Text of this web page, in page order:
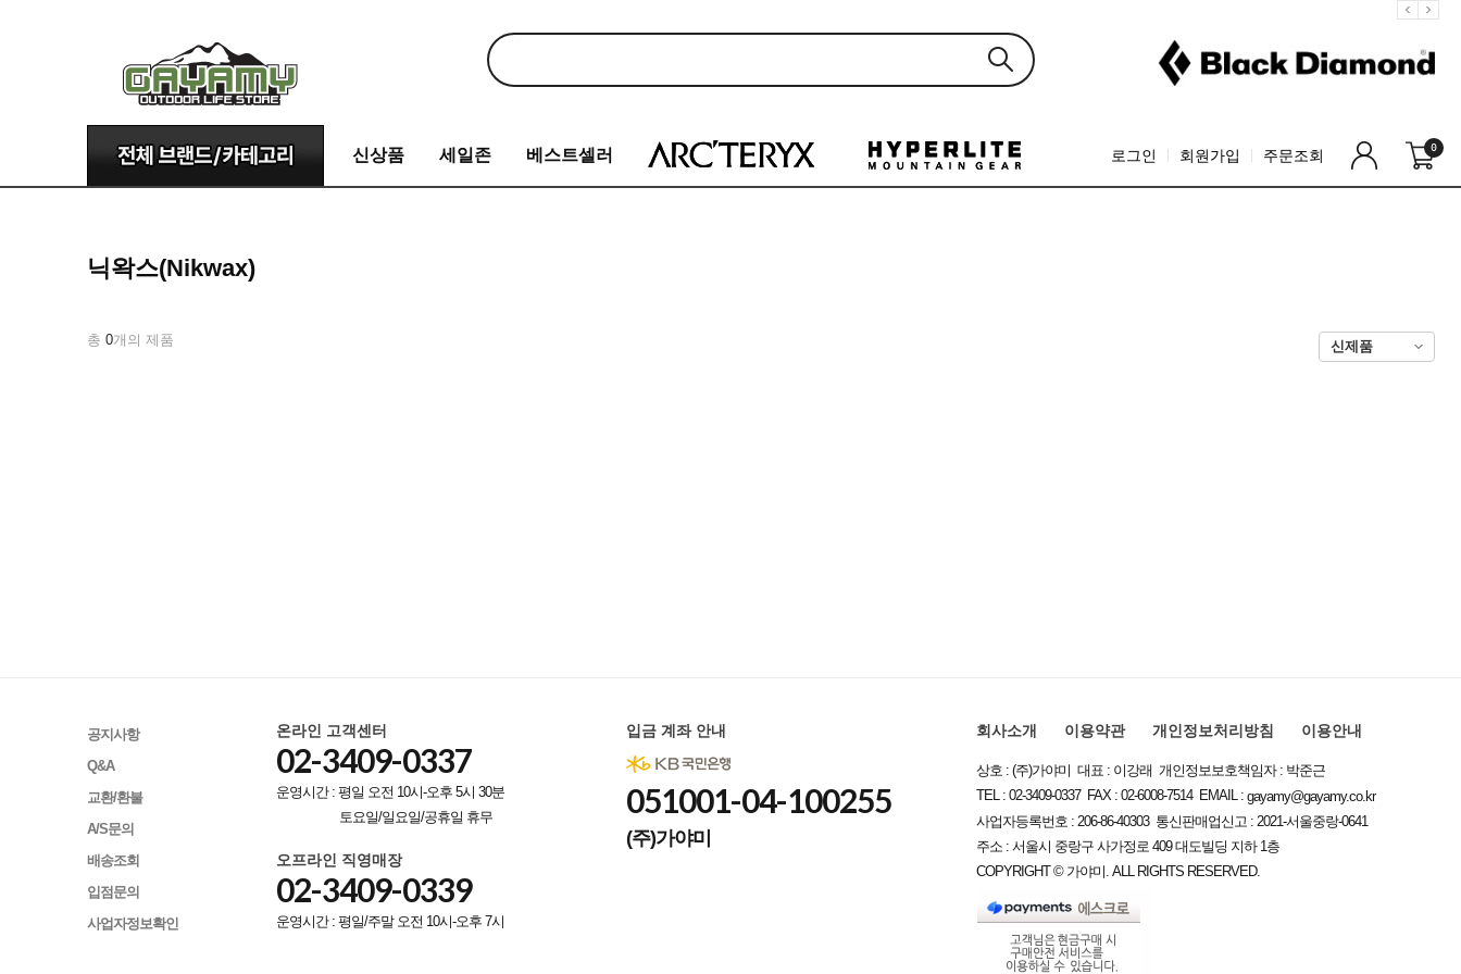
신상품 세일존 베스트셀러 로그인 회원가입 주문조회 0
닉왁스(Nikwax)
총 0개의 제품
공지사항
Q&A
교환/환불
A/S문의
배송조회
입점문의
사업자정보확인
온라인 고객센터
02-3409-0337
운영시간 : 평일 오전 10시-오후 5시 30분
토요일/일요일/공휴일 휴무
오프라인 직영매장
02-3409-0339
운영시간 : 평일/주말 오전 10시-오후 7시
입금 계좌 안내
051001-04-100255
(주)가야미
회사소개 이용약관 개인정보처리방침 이용안내
상호 : (주)가야미 대표 : 이강래 개인정보보호책임자 : 박준근
TEL : 02-3409-0337 FAX : 02-6008-7514 EMAIL :gayamy@gayamy.co.kr
사업자등록번호 : 206-86-40303 통신판매업신고 : 2021-서울중랑-0641
주소 : 서울시 중랑구 사가정로 409 대도빌딩 지하 1층
COPYRIGHT © 가야미. ALL RIGHTS RESERVED.